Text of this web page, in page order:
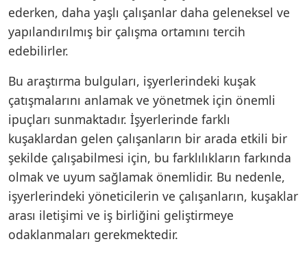
ederken, daha yaşlı çalışanlar daha geleneksel ve
yapılandırılmış bir çalışma ortamını tercih
edebilirler.
Bu araştırma bulguları, işyerlerindeki kuşak
çatışmalarını anlamak ve yönetmek için önemli
ipuçları sunmaktadır. İşyerlerinde farklı
kuşaklardan gelen çalışanların bir arada etkili bir
şekilde çalışabilmesi için, bu farklılıkların farkında
olmak ve uyum sağlamak önemlidir. Bu nedenle,
işyerlerindeki yöneticilerin ve çalışanların, kuşaklar
arası iletişimi ve iş birliğini geliştirmeye
odaklanmaları gerekmektedir.